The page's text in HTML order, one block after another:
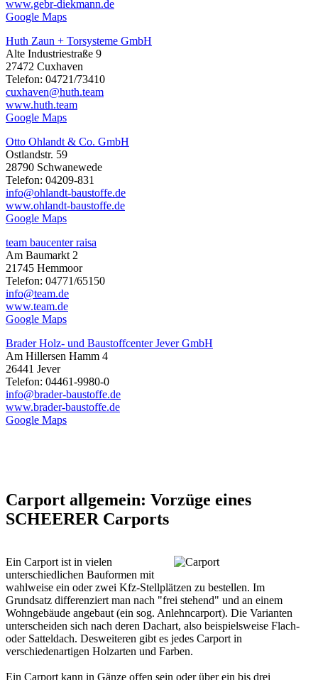
www.gebr-diekmann.de
Google Maps
Huth Zaun + Torsysteme GmbH
Alte Industriestraße 9
27472 Cuxhaven
Telefon: 04721/73410
cuxhaven@huth.team
www.huth.team
Google Maps
Otto Ohlandt & Co. GmbH
Ostlandstr. 59
28790 Schwanewede
Telefon: 04209-831
info@ohlandt-baustoffe.de
www.ohlandt-baustoffe.de
Google Maps
team baucenter raisa
Am Baumarkt 2
21745 Hemmoor
Telefon: 04771/65150
info@team.de
www.team.de
Google Maps
Brader Holz- und Baustoffcenter Jever GmbH
Am Hillersen Hamm 4
26441 Jever
Telefon: 04461-9980-0
info@brader-baustoffe.de
www.brader-baustoffe.de
Google Maps
Carport allgemein: Vorzüge eines
SCHEERER Carports
Ein Carport ist in vielen
unterschiedlichen Bauformen mit
wahlweise ein oder zwei Kfz-Stellplätzen zu bestellen. Im
Grundsatz differenziert man nach "frei stehend" und an einem
Wohngebäude angebaut (ein sog. Anlehncarport). Die Varianten
unterscheiden sich nach deren Dachart, also beispielsweise Flach-
oder Satteldach. Desweiteren gibt es jedes Carport in
verschiedenartigen Holzarten und Farben.
Ein Carport kann in Gänze offen sein oder über ein bis drei